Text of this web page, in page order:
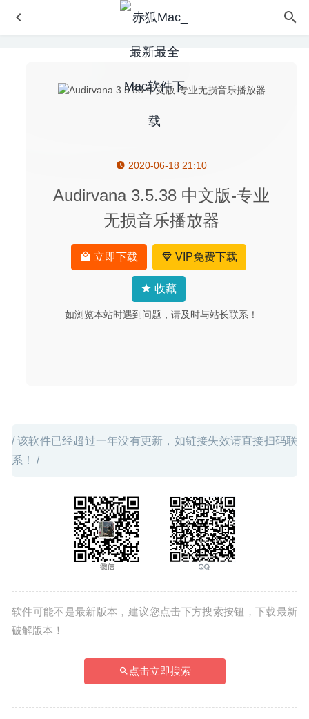
2020-06-18 21:10
Audirvana 3.5.38 中文版-专业
无损音乐播放器
立即下载 VIP免费下载
收藏
如浏览本站时遇到问题，请及时与站长联系！
/ 该软件已经超过一年没有更新，如链接失效请直接扫码联
系！ /
软件可能不是最新版本，建议您点击下方搜索按钮，下载最新
破解版本！
点击立即搜索
Adguard 2.5.0(849) Nightly 中文版-世界上最高级的广告过
1Click Duplicate Finder 2.4.0 – 重复文件查找工具 2022-
QLab Pro 4.6.4 – 功能强大的现场演出声音灯光媒体控制软
Comic Life 3.5.17 – 功能强大的卡通漫画制作工具
Omni Remover 3.3.0 for Mac中文版-优秀的多合一的软件